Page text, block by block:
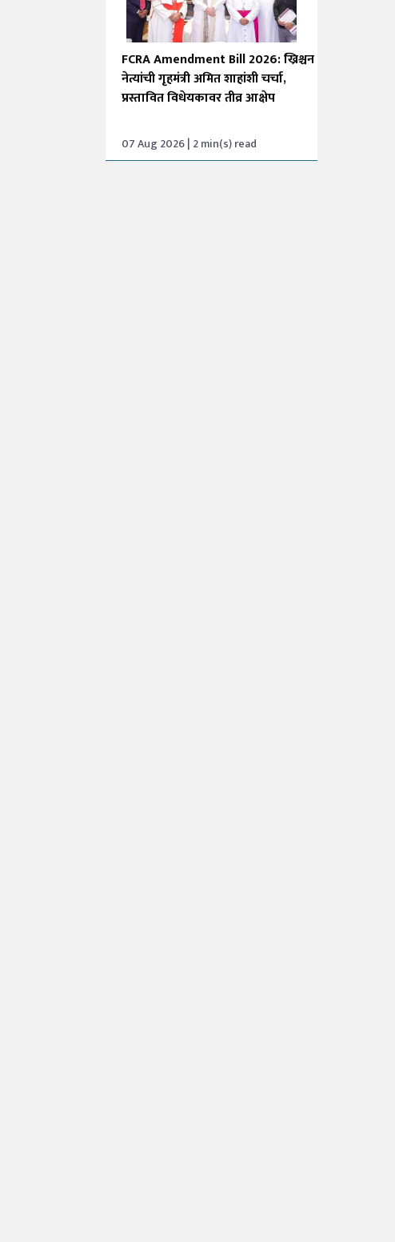
FCRA Amendment Bill 2026: ख्रिश्चन
नेत्यांची गृहमंत्री अमित शाहांशी चर्चा,
प्रस्तावित विधेयकावर तीव्र आक्षेप
07 Aug 2026 | 2 min(s) read